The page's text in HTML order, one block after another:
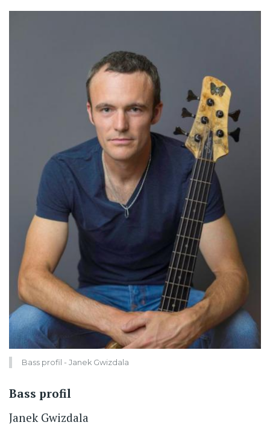
Bass profil - Janek Gwizdala
Bass profil
Janek Gwizdala